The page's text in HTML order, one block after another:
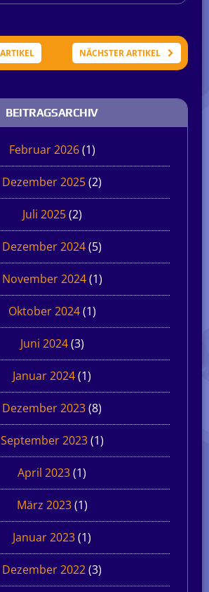
NÄCHSTER ARTIKEL
BEITRAGSARCHIV
Februar 2026(1)
Dezember 2025(2)
Juli 2025(2)
Dezember 2024(5)
November 2024(1)
Oktober 2024(1)
Juni 2024(3)
Januar 2024(1)
Dezember 2023(8)
September 2023(1)
April 2023(1)
März 2023(1)
Januar 2023(1)
Dezember 2022(3)